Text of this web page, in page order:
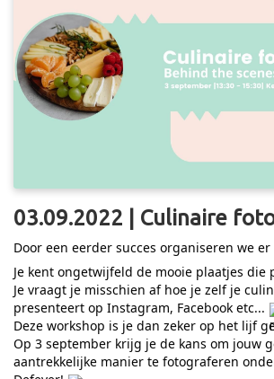
03.09.2022 | Culinaire
Door een eerder succes organiseren we
Je kent ongetwijfeld de mooie plaatjes die
Je vraagt je misschien af hoe je zelf je
presenteert op Instagram, Facebook etc...
Deze workshop is je dan zeker op het lijf
Op 3 september krijg je de kans om jouw
aantrekkelijke manier te fotograferen